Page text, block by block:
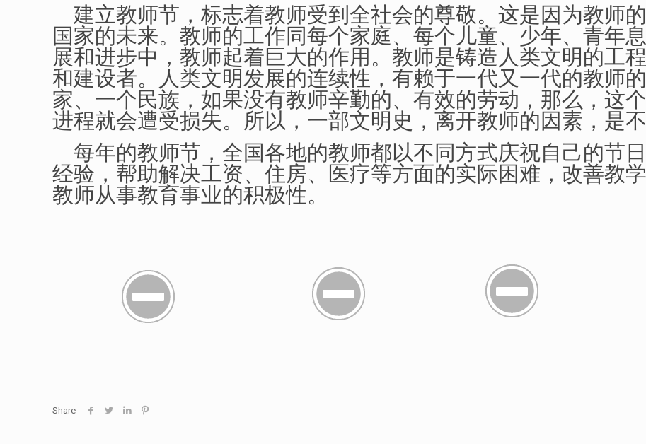
建立教师节，标志着教师受到全社会的尊敬。这是因为教师
国家的未来。教师的工作同每个家庭、每个儿童、少年、青年
展和进步中，教师起着巨大的作用。教师是铸造人类文明的工
和建设者。人类文明发展的连续性，有赖于一代又一代的教师
家、一个民族，如果没有教师辛勤的、有效的劳动，那么，这
进程就会遭受损失。所以，一部文明史，离开教师的因素，是不
每年的教师节，全国各地的教师都以不同方式庆祝自己的节
经验，帮助解决工资、住房、医疗等方面的实际困难，改善教
教师从事教育事业的积极性。
Share